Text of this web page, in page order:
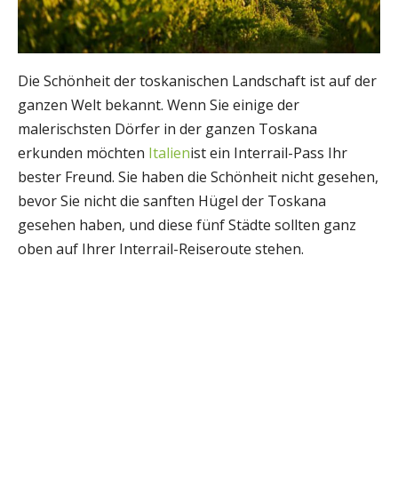
Die Schönheit der toskanischen Landschaft ist auf der
ganzen Welt bekannt. Wenn Sie einige der
malerischsten Dörfer in der ganzen Toskana
erkunden möchten Italienist ein Interrail-Pass Ihr
bester Freund. Sie haben die Schönheit nicht gesehen,
bevor Sie nicht die sanften Hügel der Toskana
gesehen haben, und diese fünf Städte sollten ganz
oben auf Ihrer Interrail-Reiseroute stehen.